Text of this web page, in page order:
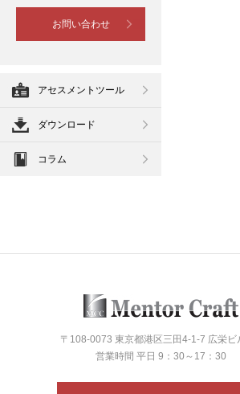
お問い合わせ
アセスメントツール
ダウンロード
コラム
〒108-0073 東京都港区三田4-1-7 広栄ビ
営業時間 平日 9：30～17：30